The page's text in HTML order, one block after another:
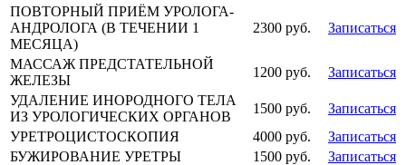
ПОВТОРНЫЙ ПРИЁМ УРОЛОГА-
АНДРОЛОГА (В ТЕЧЕНИИ 1
МЕСЯЦА)
2300 руб. Записаться
МАССАЖ ПРЕДСТАТЕЛЬНОЙ
ЖЕЛЕЗЫ
1200 руб.
Записаться
УДАЛЕНИЕ ИНОРОДНОГО ТЕЛА
ИЗ УРОЛОГИЧЕСКИХ ОРГАНОВ
1500 руб.
Записаться
УРЕТРОЦИСТОСКОПИЯ
4000 руб.
Записаться
БУЖИРОВАНИЕ УРЕТРЫ
1500 руб.
Записаться